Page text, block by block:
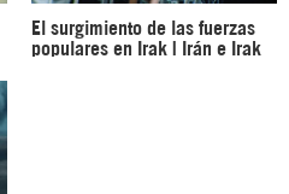
El surgimiento de las fuerzas
populares en Irak | Irán e Irak